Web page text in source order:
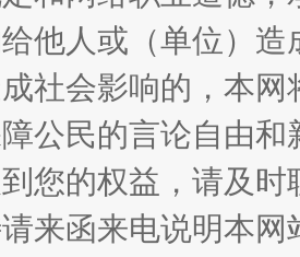
他人或（单位）
社会影响的，本
公民的言论自由
您的权益，请及
来函来电说明本